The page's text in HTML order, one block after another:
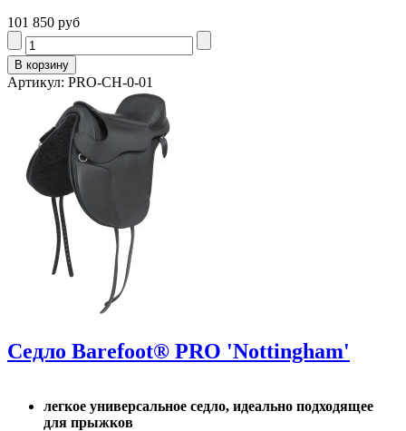
101 850 руб
Артикул: PRO-CH-0-01
Седло Barefoot® PRO 'Nottingham'
легкое универсальное седло, идеально подходящее
для прыжков